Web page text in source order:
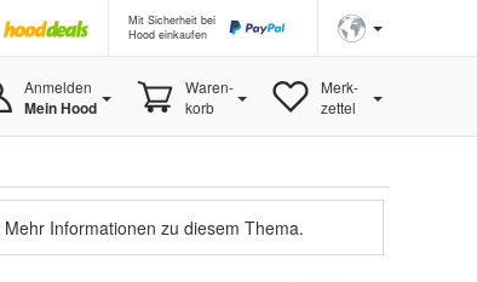
Mit Sicherheit bei
Hood einkaufen
Anmelden
Mein Hood
Waren-
korb
Merk-
zettel
Mehr Informationen zu diesem Thema.